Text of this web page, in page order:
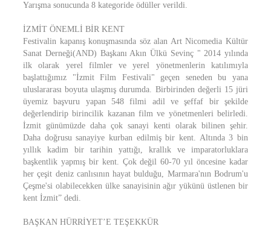
Yarışma sonucunda 8 kategoride ödüller verildi.
İZMİT ÖNEMLİ BİR KENT
Festivalin kapanış konuşmasında söz alan Art Nicomedia Kültür
Sanat Derneği(AND) Başkanı Akın Ülkü Sevinç " 2014 yılında
ilk olarak yerel filmler ve yerel yönetmenlerin katılımıyla
başlattığımız "İzmit Film Festivali" geçen seneden bu yana
uluslararası boyuta ulaşmış durumda. Birbirinden değerli 15 jüri
üyemiz başvuru yapan 548 filmi adil ve şeffaf bir şekilde
değerlendirip birincilik kazanan film ve yönetmenleri belirledi.
İzmit günümüzde daha çok sanayi kenti olarak bilinen şehir.
Daha doğrusu sanayiye kurban edilmiş bir kent. Altında 3 bin
yıllık kadim bir tarihin yattığı, krallık ve imparatorluklara
başkentlik yapmış bir kent. Çok değil 60-70 yıl öncesine kadar
her çeşit deniz canlısının hayat bulduğu, Marmara'nın Bodrum'u
Çeşme'si olabilecekken ülke sanayisinin ağır yükünü üstlenen bir
kent İzmit” dedi.
BAŞKAN HÜRRİYET’E TEŞEKKÜR